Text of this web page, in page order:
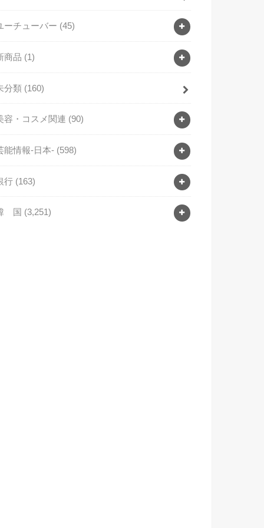
ーチューバー (45)
商品 (1)
分類 (160)
容・コスメ関連 (90)
能情報-日本- (598)
行 (163)
国 (3,251)